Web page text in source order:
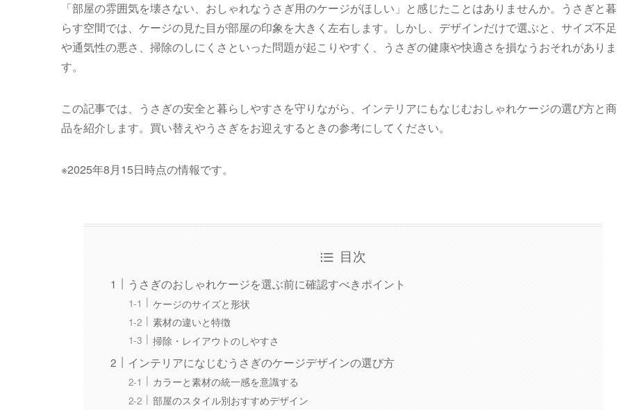
「部屋の雰囲気を壊さない、おしゃれなうさぎ用のケージがほしい」と感じたことはありませんか。うさぎと暮
らす空間では、ケージの見た目が部屋の印象を大きく左右します。しかし、デザインだけで選ぶと、サイズ不足
や通気性の悪さ、掃除のしにくさといった問題が起こりやすく、うさぎの健康や快適さを損なうおそれがありま
す。
この記事では、うさぎの安全と暮らしやすさを守りながら、インテリアにもなじむおしゃれケージの選び方と商
品を紹介します。買い替えやうさぎをお迎えするときの参考にしてください。
※2025年8月15日時点の情報です。
目次
うさぎのおしゃれケージを選ぶ前に確認すべきポイント
ケージのサイズと形状
素材の違いと特徴
掃除・レイアウトのしやすさ
インテリアになじむうさぎのケージデザインの選び方
カラーと素材の統一感を意識する
部屋のスタイル別おすすめデザイン